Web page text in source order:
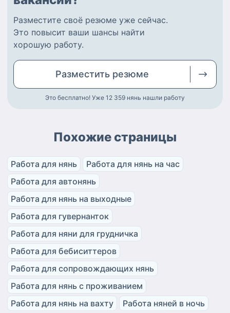
Разместите своё резюме уже сейчас.
Это повысит ваши шансы найти
хорошую работу.
Разместить резюме
Это бесплатно! Уже 12 359 нянь нашли работу
Похожие страницы
Работа для нянь
Работа для нянь на час
Работа для автонянь
Работа для нянь на выходные
Работа для гувернанток
Работа для няни для грудничка
Работа для бебиситтеров
Работа для сопровождающих нянь
Работа для нянь с проживанием
Работа для нянь на вахту
Работа няней в ночь